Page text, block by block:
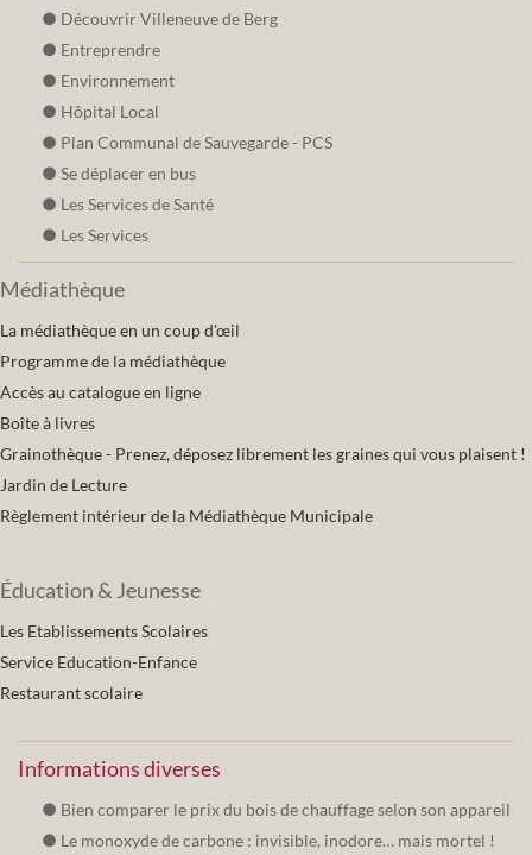
Découvrir Villeneuve de Berg
Entreprendre
Environnement
Hôpital Local
Plan Communal de Sauvegarde - PCS
Se déplacer en bus
Les Services de Santé
Les Services
Médiathèque
La médiathèque en un coup d'œil
Programme de la médiathèque
Accès au catalogue en ligne
Boîte à livres
Grainothèque - Prenez, déposez librement les graines qui vous plaisent !
Jardin de Lecture
Règlement intérieur de la Médiathèque Municipale
Éducation & Jeunesse
Les Etablissements Scolaires
Service Education-Enfance
Restaurant scolaire
Informations diverses
Bien comparer le prix du bois de chauffage selon son appareil
Le monoxyde de carbone : invisible, inodore… mais mortel !